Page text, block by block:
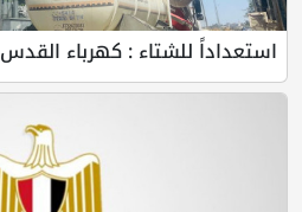
: كهرباء القدس تغسل شبك...